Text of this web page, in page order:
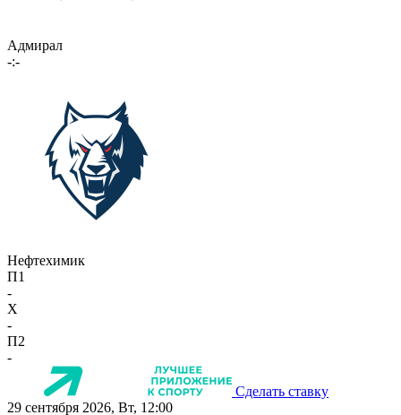
Адмирал
-:-
Нефтехимик
П1
-
X
-
П2
-
Сделать ставку
29 сентября 2026, Вт, 12:00